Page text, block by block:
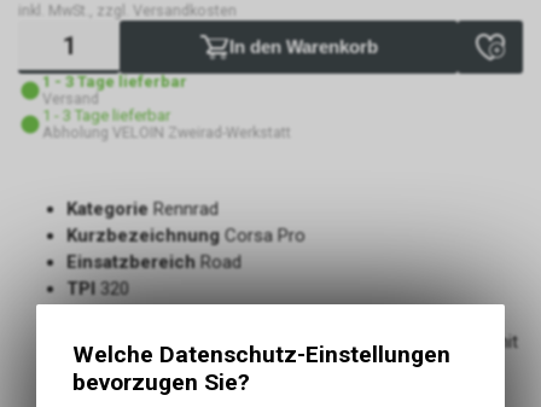
inkl. MwSt., zzgl. Versandkosten
In den Warenkorb
1 - 3 Tage lieferbar
Versand
1 - 3 Tage lieferbar
Abholung VELOIN Zweirad-Werkstatt
Kategorie Rennrad
KurzbezeichnungCorsa Pro
EinsatzbereichRoad
TPI 320
Reifenwahl für Profis im Peloton, jetzt noch schneller mit
erhöhter Pannensicherheit
Bewährtes Baumwoll-Karkassenmaterial, verpackt in
Welche Datenschutz-Einstellungen
bevorzugen Sie?